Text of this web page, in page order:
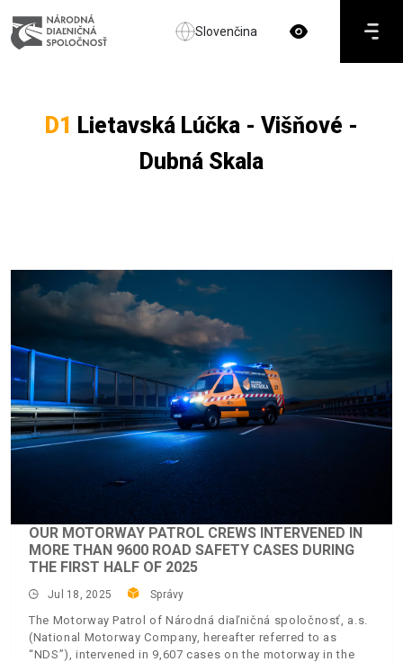
Slovenčina
D1 Lietavská Lúčka - Višňové -
Dubná Skala
OUR MOTORWAY PATROL CREWS INTERVENED IN
MORE THAN 9600 ROAD SAFETY CASES DURING
THE FIRST HALF OF 2025
Jul 18, 2025 Správy
The Motorway Patrol of Národná diaľničná spoločnosť, a.s.
(National Motorway Company, hereafter referred to as
“NDS”), intervened in 9,607 cases on the motorway in the